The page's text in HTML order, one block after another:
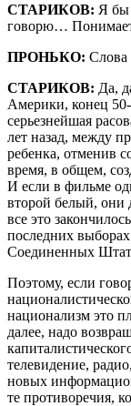
СТАРИКОВ: Я бы
говорю…
ПРОНЬКО: Слова
СТАРИКОВ: Да,
Америки, конец
серьезнейшая
лет назад, между
ребенка, отменив
время, в общем,
И если в фильме
второй белый, они
все это
последних
Соединенных
Поэтому, если
национализм это
далее, надо
телевидение,
новых
те противоречия,